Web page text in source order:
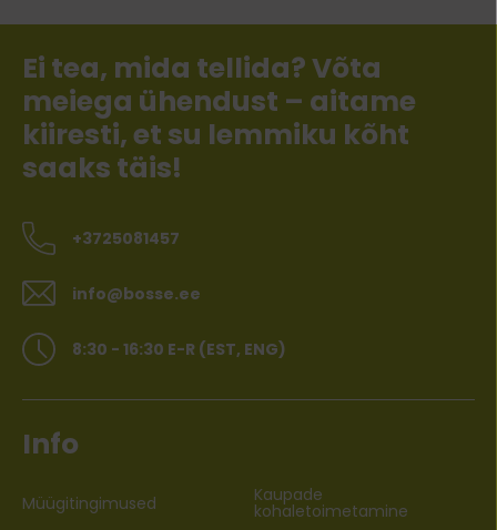
Ei tea, mida tellida? Võta
meiega ühendust – aitame
kiiresti, et su lemmiku kõht
saaks täis!
+3725081457
info@bosse.ee
8:30 - 16:30 E-R (EST, ENG)
Info
Müügitingimused Kaupade
kohaletoimetamine